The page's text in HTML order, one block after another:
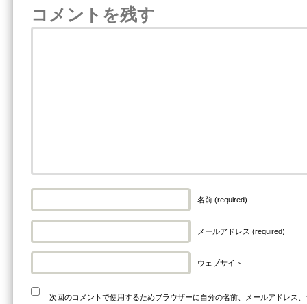
コメントを残す
名前 (required)
メールアドレス (required)
ウェブサイト
次回のコメントで使用するためブラウザーに自分の名前、メールアドレス